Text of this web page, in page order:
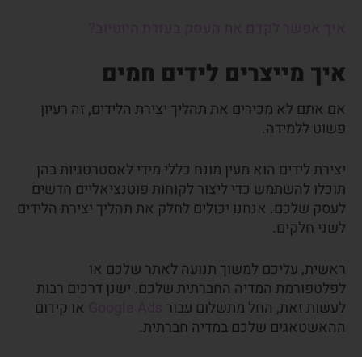
איך מייצרים לידים חמים
אם אתם לא מכירים את תהליך יצירת הלידים, זה רעיון
פשוט ללמידה.
יצירת לידים הוא מעין מונח כללי מידי לאסטרטגיות בהן
תוכלו להשתמש כדי ליצור לקוחות פוטנציאליים חדשים
לעסק שלכם. אנחנו יכולים לחלק את תהליך יצירת הלידים
לשני חלקים.
ראשית, עליכם למשוך תנועה לאתר שלכם או
לפלטפורמת המדיה החברתית שלכם. ישנן דרכים רבות
לעשות זאת, החל מתשלום עבור
או קידום
ההאשטאגים שלכם במדיה חברתית.